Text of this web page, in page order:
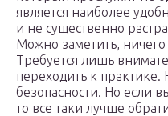
является наиболее
и не существенно
Можно заметить,
Требуется лишь
переходить к практике.
безопасности. Но если
то все таки лучше